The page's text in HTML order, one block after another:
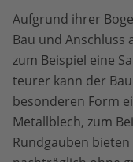
Aufgrund ihrer
Bau und Anschluss
zum Beispiel eine
teurer kann der
besonderen Form
Metallblech, zum
Rundgauben